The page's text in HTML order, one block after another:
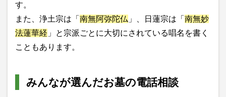
す。
また、浄土宗は「 南無阿弥陀仏 」、日蓮宗は「 南無妙
法蓮華経 」と宗派ごとに大切にされている唱名を書く
こともあります。
みんなが選んだお墓の電話相談